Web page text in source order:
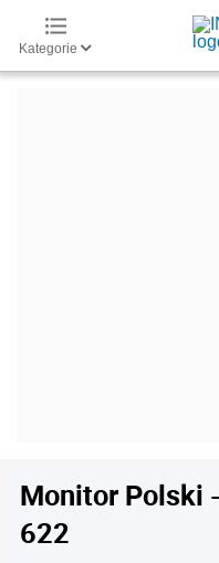
Kategorie
Monitor Polski
622